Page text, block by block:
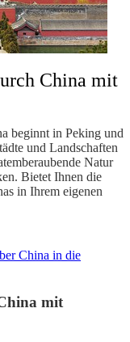
China mit
beginnt in Peking und
und Landschaften
Natur
Bietet Ihnen die
in Ihrem eigenen
China in die
mit